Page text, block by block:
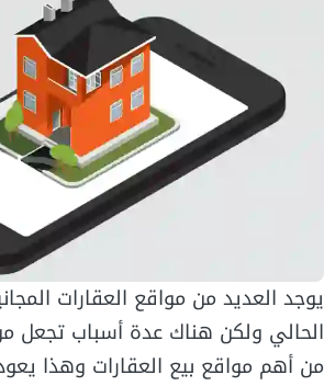
يوجد العديد من مواقع العقارات
الحالي ولكن هناك عدة أسباب تجعل
من أهم مواقع بيع العقارات وهذا